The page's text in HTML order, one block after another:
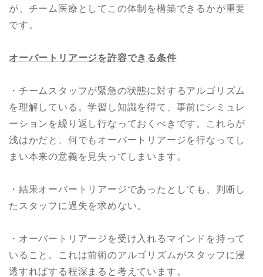
が、チーム医療としてこの体制を構築できるかが重要
です。
オーバートリアージを許容できる条件
・チームスタッフが緊急の状態に対するアルゴリズム
を理解している。学習し知識を得て、事前にシミュレ
ーションを繰り返し行なっておくべきです。これらが
浅はかだと、何でもオーバートリアージを行なってし
まい本来の意義を見失ってしまいます。
・結果オーバートリアージであったとしても、判断し
たスタッフに過失を求めない。
・オーバートリアージを受け入れるマインドを持って
いること。これは前術のアルゴリズムがスタッフに浸
透すればする程深まると考えています。